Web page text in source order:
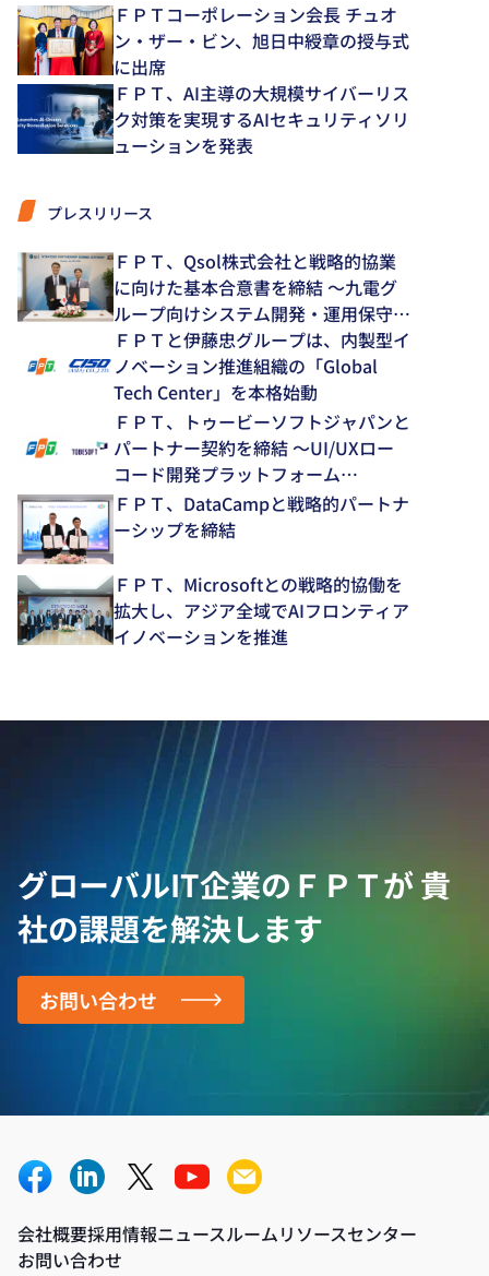
ＦＰＴコーポレーション会長 チュオ
ン・ザー・ビン、旭日中綬章の授与式
に出席
ＦＰＴ、AI主導の大規模サイバーリス
ク対策を実現するAIセキュリティソリ
ューションを発表
プレスリリース
ＦＰＴ、Qsol株式会社と戦略的協業
に向けた基本合意書を締結 ～九電グ
ループ向けシステム開発・運用保守領
域で中長期的な協業を推進～
ＦＰＴと伊藤忠グループは、内製型イ
ノベーション推進組織の「Global
Tech Center」を本格始動
ＦＰＴ、トゥービーソフトジャパンと
パートナー契約を締結 ～UI/UXロー
コード開発プラットフォーム
「NEXACRO」の技術支援体制を強化
～
ＦＰＴ、DataCampと戦略的パートナ
ーシップを締結
ＦＰＴ、Microsoftとの戦略的協働を
拡大し、アジア全域でAIフロンティア
イノベーションを推進
グローバルIT企業のＦＰＴが貴
社の課題を解決します
お問い合わせ
会社概要採用情報ニュースルームリソースセンター
お問い合わせ